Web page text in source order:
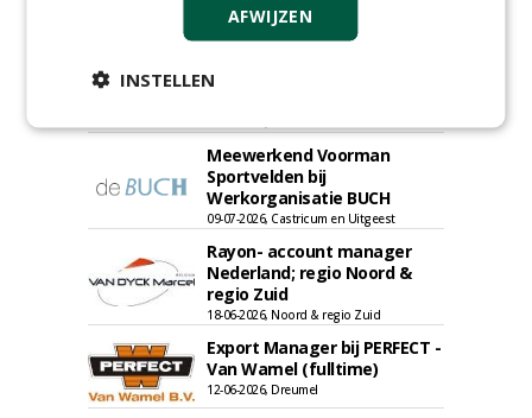
Allround
(fulltime) bij DSV zaden
Meewerkend Voorman
Sportvelden bij
Werkorganisatie BUCH
09-07-2026, Castricum en Uitgeest
Rayon- account manager
Nederland; regio Noord &
regio Zuid
18-06-2026, Noord & regio Zuid
Export Manager bij PERFECT -
Van Wamel (fulltime)
12-06-2026, Dreumel
AFWIJZEN
INSTELLEN